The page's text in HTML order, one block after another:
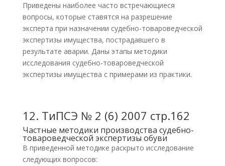
Приведены наиболее часто встречающиеся
вопросы, которые ставятся на разрешение
эксперта при назначении судебно-товароведческой
экспертизы имущества, пострадавшего в
результате аварии. Даны этапы методики
исследования судебно-товароведческой
экспертизы имущества с примерами из практики.
12. ТиПСЭ № 2 (6) 2007 стр.162
Частные методики производства судебно-
товароведческой экспертизы обуви
В приведенной методике раскрыто исследование
следующих вопросов: